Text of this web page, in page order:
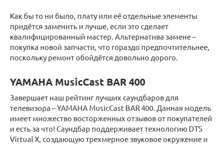
Как бы то ни было, плату или её отдельные элементы
придётся заменить и лучше, если это сделает
квалифицированный мастер. Альтернатива замене –
покупка новой запчасти, что гораздо предпочтительнее,
поскольку ремонт обойдётся довольно дорого.
YAMAHA MusicCast BAR 400
Завершает наш рейтинг лучших саундбаров для
телевизора – YAMAHA MusicCast BAR 400. Данная модель
имеет множество восторженных отзывов от покупателей
и есть за что! Саундбар поддерживает технологию DTS
Virtual X, создающую трехмерное звуковое окружение и